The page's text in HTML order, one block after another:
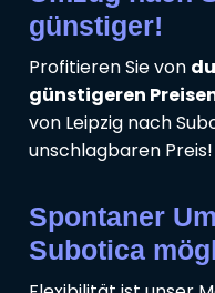
günstiger!
Profitieren Sie von
günstigeren
von Leipzig nach
unschlagbaren Preis!
Spontaner
Subotica